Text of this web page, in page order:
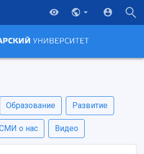
Образование Развитие
о нас Видео